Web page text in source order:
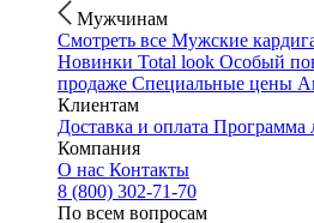
Мужчинам
Смотреть все Мужские
Новинки Total look Особый
продаже Специальные цены
Клиентам
Доставка и оплата Программа
Компания
О нас Контакты
8 (800) 302-71-70
По всем вопросам